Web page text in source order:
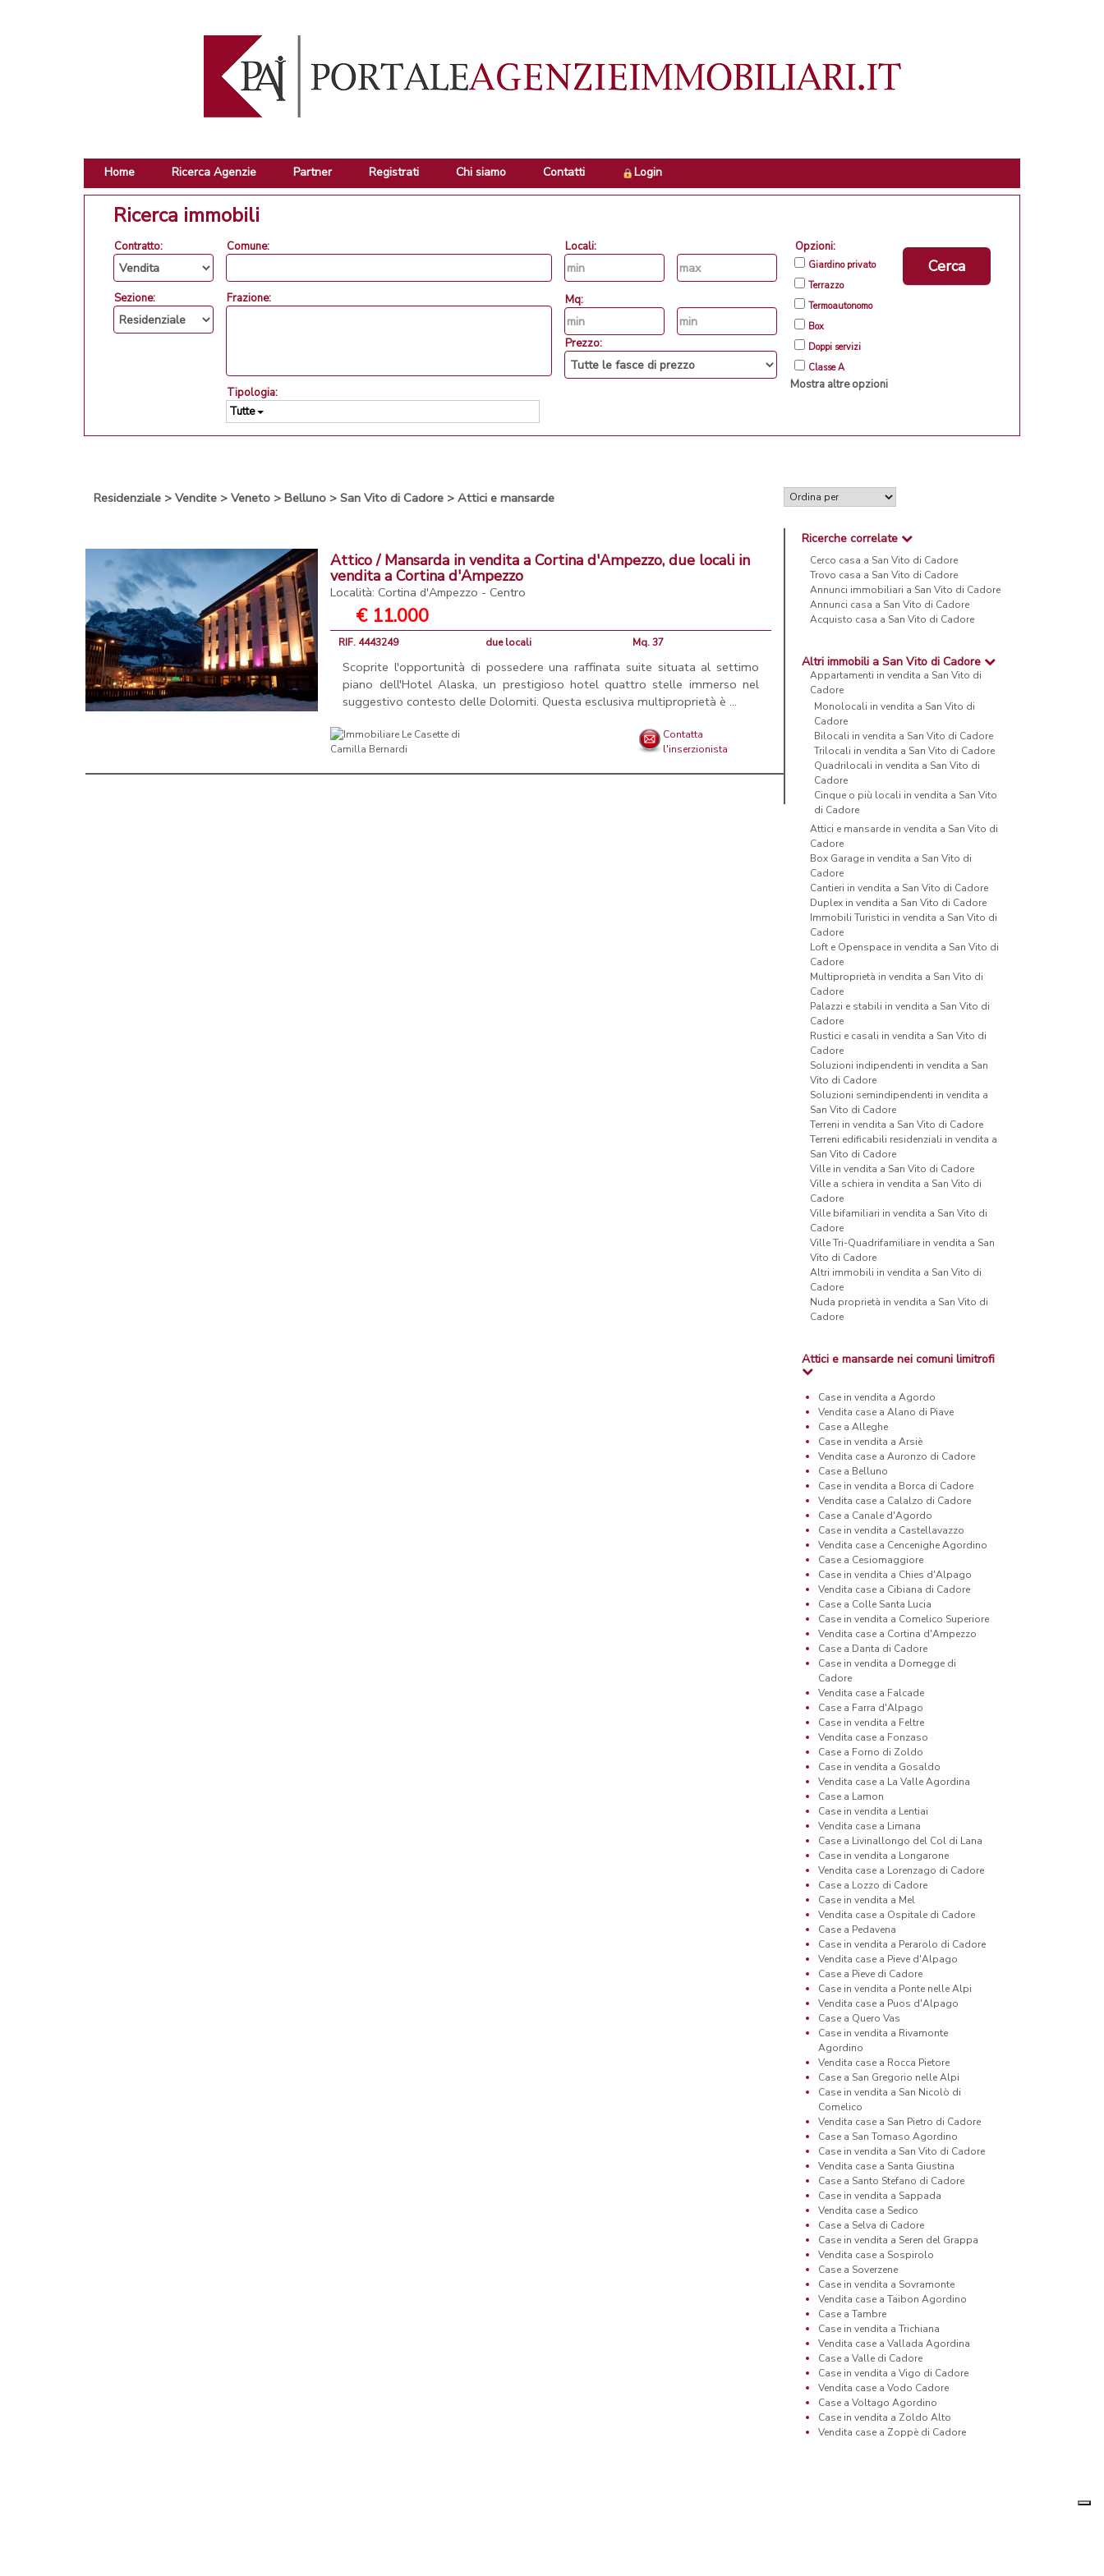
Home Ricerca Agenzie Partner Registrati Chi siamo Contatti Login
Ricerca immobili
Contratto:
Sezione:
Comune:
Frazione:
Tipologia:
Tutte
Locali:
Mq:
Prezzo:
Opzioni:
Giardino privato
Terrazzo
Termoautonomo
Box
Doppi servizi
Classe A
Mostra altre opzioni
Cerca
Residenziale > Vendite > Veneto > Belluno > San Vito di Cadore > Attici e mansarde
Attico / Mansarda in vendita a Cortina d'Ampezzo, due locali in
vendita a Cortina d'Ampezzo
Località: Cortina d'Ampezzo - Centro
€ 11.000
RIF. 4443249 due locali Mq. 37
Scoprite l'opportunità di possedere una raffinata suite situata al settimo
piano dell'Hotel Alaska, un prestigioso hotel quattro stelle immerso nel
suggestivo contesto delle Dolomiti. Questa esclusiva multiproprietà è ...
Contatta
l'inserzionista
Ricerche correlate
Cerco casa a San Vito di Cadore
Trovo casa a San Vito di Cadore
Annunci immobiliari a San Vito di Cadore
Annunci casa a San Vito di Cadore
Acquisto casa a San Vito di Cadore
Altri immobili a San Vito di Cadore
Appartamenti in vendita a San Vito di
Cadore
Monolocali in vendita a San Vito di
Cadore
Bilocali in vendita a San Vito di Cadore
Trilocali in vendita a San Vito di Cadore
Quadrilocali in vendita a San Vito di
Cadore
Cinque o più locali in vendita a San Vito
di Cadore
Attici e mansarde in vendita a San Vito di
Cadore
Box Garage in vendita a San Vito di
Cadore
Cantieri in vendita a San Vito di Cadore
Duplex in vendita a San Vito di Cadore
Immobili Turistici in vendita a San Vito di
Cadore
Loft e Openspace in vendita a San Vito di
Cadore
Multiproprietà in vendita a San Vito di
Cadore
Palazzi e stabili in vendita a San Vito di
Cadore
Rustici e casali in vendita a San Vito di
Cadore
Soluzioni indipendenti in vendita a San
Vito di Cadore
Soluzioni semindipendenti in vendita a
San Vito di Cadore
Terreni in vendita a San Vito di Cadore
Terreni edificabili residenziali in vendita a
San Vito di Cadore
Ville in vendita a San Vito di Cadore
Ville a schiera in vendita a San Vito di
Cadore
Ville bifamiliari in vendita a San Vito di
Cadore
Ville Tri-Quadrifamiliare in vendita a San
Vito di Cadore
Altri immobili in vendita a San Vito di
Cadore
Nuda proprietà in vendita a San Vito di
Cadore
Attici e mansarde nei comuni limitrofi
Case in vendita a Agordo
Vendita case a Alano di Piave
Case a Alleghe
Case in vendita a Arsiè
Vendita case a Auronzo di Cadore
Case a Belluno
Case in vendita a Borca di Cadore
Vendita case a Calalzo di Cadore
Case a Canale d'Agordo
Case in vendita a Castellavazzo
Vendita case a Cencenighe Agordino
Case a Cesiomaggiore
Case in vendita a Chies d'Alpago
Vendita case a Cibiana di Cadore
Case a Colle Santa Lucia
Case in vendita a Comelico Superiore
Vendita case a Cortina d'Ampezzo
Case a Danta di Cadore
Case in vendita a Domegge di
Cadore
Vendita case a Falcade
Case a Farra d'Alpago
Case in vendita a Feltre
Vendita case a Fonzaso
Case a Forno di Zoldo
Case in vendita a Gosaldo
Vendita case a La Valle Agordina
Case a Lamon
Case in vendita a Lentiai
Vendita case a Limana
Case a Livinallongo del Col di Lana
Case in vendita a Longarone
Vendita case a Lorenzago di Cadore
Case a Lozzo di Cadore
Case in vendita a Mel
Vendita case a Ospitale di Cadore
Case a Pedavena
Case in vendita a Perarolo di Cadore
Vendita case a Pieve d'Alpago
Case a Pieve di Cadore
Case in vendita a Ponte nelle Alpi
Vendita case a Puos d'Alpago
Case a Quero Vas
Case in vendita a Rivamonte
Agordino
Vendita case a Rocca Pietore
Case a San Gregorio nelle Alpi
Case in vendita a San Nicolò di
Comelico
Vendita case a San Pietro di Cadore
Case a San Tomaso Agordino
Case in vendita a San Vito di Cadore
Vendita case a Santa Giustina
Case a Santo Stefano di Cadore
Case in vendita a Sappada
Vendita case a Sedico
Case a Selva di Cadore
Case in vendita a Seren del Grappa
Vendita case a Sospirolo
Case a Soverzene
Case in vendita a Sovramonte
Vendita case a Taibon Agordino
Case a Tambre
Case in vendita a Trichiana
Vendita case a Vallada Agordina
Case a Valle di Cadore
Case in vendita a Vigo di Cadore
Vendita case a Vodo Cadore
Case a Voltago Agordino
Case in vendita a Zoldo Alto
Vendita case a Zoppè di Cadore